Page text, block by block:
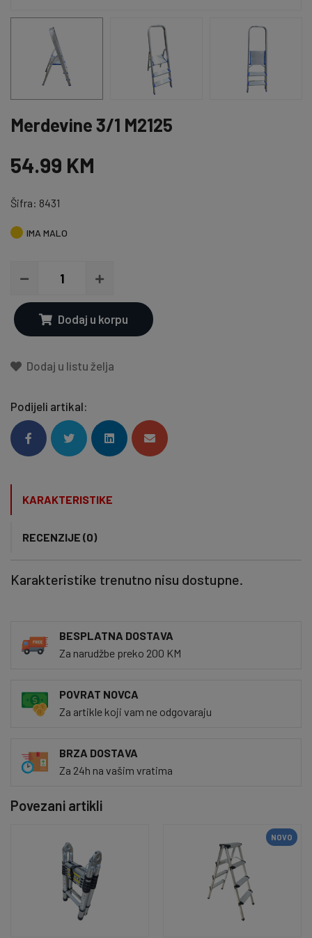
Merdevine 3/1 M2125
54.99 KM
Šifra: 8431
IMA MALO
Dodaj u korpu
Dodaj u listu želja
Podijeli artikal:
KARAKTERISTIKE
RECENZIJE (0)
Karakteristike trenutno nisu dostupne.
BESPLATNA DOSTAVA
Za narudžbe preko 200 KM
POVRAT NOVCA
Za artikle koji vam ne odgovaraju
BRZA DOSTAVA
Za 24h na vašim vratima
Povezani artikli
NOVO